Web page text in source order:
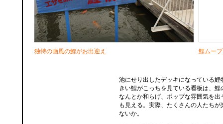
独特の画風の鯉がお出迎え 鯉ムー
池にせり出したデッキになっている鯉
きい鯉がこっちを見ている看板は、鯉
なんとか和らげ、ポップな雰囲気を出
も見える。実際、たくさんの人たちが
ないか。